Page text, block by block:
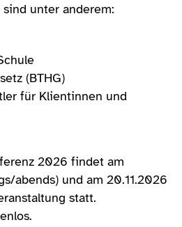
unter anderem:
(BTHG)
für Klientinnen und
2026 findet am
abends) und am 20.11.2026
statt.